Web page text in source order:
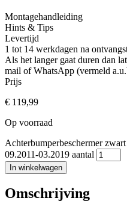
Montagehandleiding
Hints & Tips
Levertijd
1 tot 14 werkdagen na
Als het langer gaat duren dan
mail of WhatsApp (vermeld
Prijs
€ 119,99
Op voorraad
Achterbumperbeschermer
09.2011-03.2019 aantal
In winkelwagen
Omschrijving